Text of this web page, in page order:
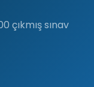
çıkmış sınav